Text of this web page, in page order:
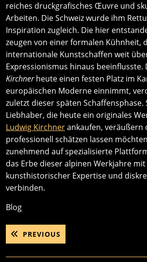
reiches druckgrafisches Œuvre und
Arbeiten. Die Schweiz wurde ihm
Inspiration zugleich. Die hier
zeugen von einer formalen Kühnheit,
internationale Kunstschaffen weit
Expressionismus hinaus beeinflusste.
Kirchnerheute einen festen Platz im
europäischen Moderne einnimmt,
zuletzt dieser späten Schaffensphase.
Liebhaber, die heute ein originales
Ludwig Kirchnerankaufen, veräußern
professionell schätzen lassen
zunehmend auf spezialisierte
das Erbe dieser alpinen Werkjahre mit
kunsthistorischer Expertise und
verbinden.
Blog
Post
navigation
PREVIOUS
POST: